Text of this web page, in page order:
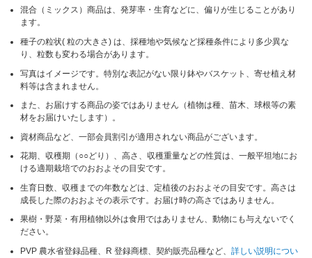
混合（ミックス）商品は、発芽率・生育などに、偏りが生じることがあり
ます。
種子の粒状( 粒の大きさ) は、採種地や気候など採種条件により多少異な
り、粒数も変わる場合があります。
写真はイメージです。特別な表記がない限り鉢やバスケット、寄せ植え材
料等は含まれません。
また、お届けする商品の姿ではありません（植物は種、苗木、球根等の素
材をお届けいたします）。
資材商品など、一部会員割引が適用されない商品がございます。
花期、収穫期（○○どり）、高さ、収穫重量などの性質は、一般平坦地にお
ける適期栽培でのおおよその目安です。
生育日数、収穫までの年数などは、定植後のおおよその目安です。高さは
成長した際のおおよその表示です。お届け時の高さではありません。
果樹・野菜・有用植物以外は食用ではありません、動物にも与えないでく
ださい。
PVP 農水省登録品種、R 登録商標、契約販売品種など、詳しい説明につい